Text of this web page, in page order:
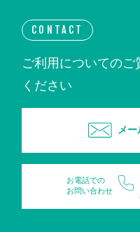
CONTACT
ご利用についての
ください
メー
お電話での
お問い合わせ